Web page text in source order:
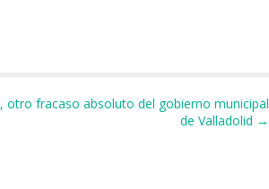
otro fracaso absoluto del gobierno municipal
de Valladolid →